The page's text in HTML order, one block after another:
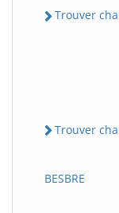
Trouver
Trouver
BESBRE